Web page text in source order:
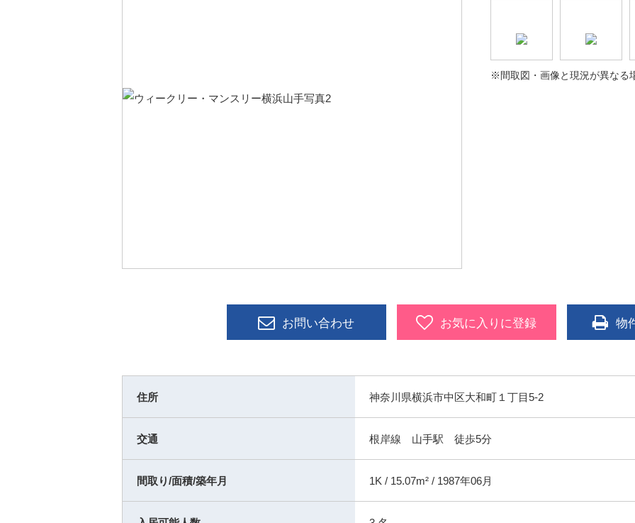
※間取図・画像と現況が異なる
お問い合わせ お気に入りに登録 物
住所 神奈川県横浜市中区大和町１丁目5-2
交通 根岸線 山手駅 徒歩5分
間取り/面積/築年月 1K / 15.07m² / 1987年06月